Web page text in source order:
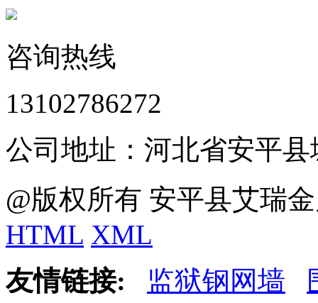
咨询热线
13102786272
公司地址：河北省安平
@版权所有 安平县艾瑞
HTML XML
友情链接:
监狱钢网墙